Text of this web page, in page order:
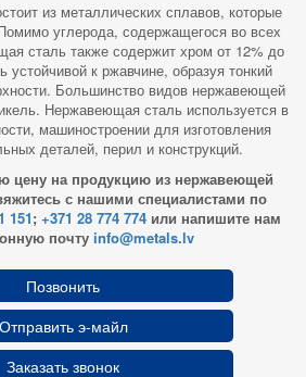
из металлических сплавов, которые
углерода, содержащегося во всех
сталь также содержит хром от 12% до
устойчивой к ржавчине, образуя тонкий
Большинство видов нержавеющей
Нержавеющая сталь используется в
машиностроении для изготовления
деталей, перил и конструкций.
цену на продукцию из нержавеющей
с нашими специалистами по
151; +371 28 774 774 или напишите нам
почту info@metals.lv
Позвонить
Отправить э-майл
Заказать звонок